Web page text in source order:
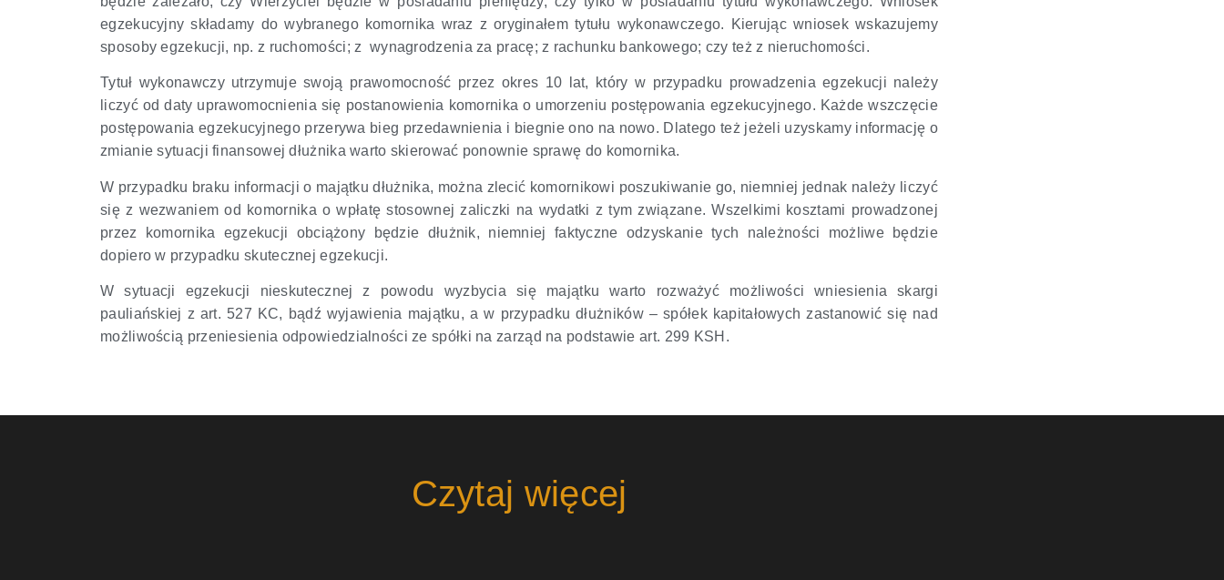
egzekucyjny składamy do wybranego komornika wraz z oryginałem tytułu wykonawczego. Kierując wniosek wskazujemy
sposoby egzekucji, np. z ruchomości; z wynagrodzenia za pracę; z rachunku bankowego; czy też z nieruchomości.
Tytuł wykonawczy utrzymuje swoją prawomocność przez okres 10 lat, który w przypadku prowadzenia egzekucji należy
liczyć od daty uprawomocnienia się postanowienia komornika o umorzeniu postępowania egzekucyjnego. Każde wszczęcie
postępowania egzekucyjnego przerywa bieg przedawnienia i biegnie ono na nowo. Dlatego też jeżeli uzyskamy informację o
zmianie sytuacji finansowej dłużnika warto skierować ponownie sprawę do komornika.
W przypadku braku informacji o majątku dłużnika, można zlecić komornikowi poszukiwanie go, niemniej jednak należy liczyć
się z wezwaniem od komornika o wpłatę stosownej zaliczki na wydatki z tym związane. Wszelkimi kosztami prowadzonej
przez komornika egzekucji obciążony będzie dłużnik, niemniej faktyczne odzyskanie tych należności możliwe będzie
dopiero w przypadku skutecznej egzekucji.
W sytuacji egzekucji nieskutecznej z powodu wyzbycia się majątku warto rozważyć możliwości wniesienia skargi
pauliańskiej z art. 527 KC, bądź wyjawienia majątku, a w przypadku dłużników – spółek kapitałowych zastanowić się nad
możliwością przeniesienia odpowiedzialności ze spółki na zarząd na podstawie art. 299 KSH.
Czytaj więcej